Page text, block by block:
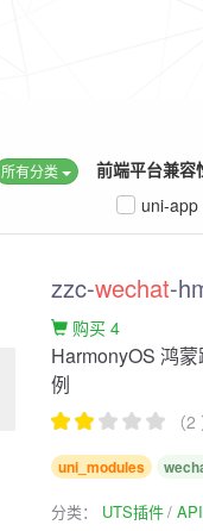
前端平台兼容
所有分类
uni-app
zzc-wechat-
购买 4
HarmonyOS 鸿
例
（
uni_modules
分类： UTS插件